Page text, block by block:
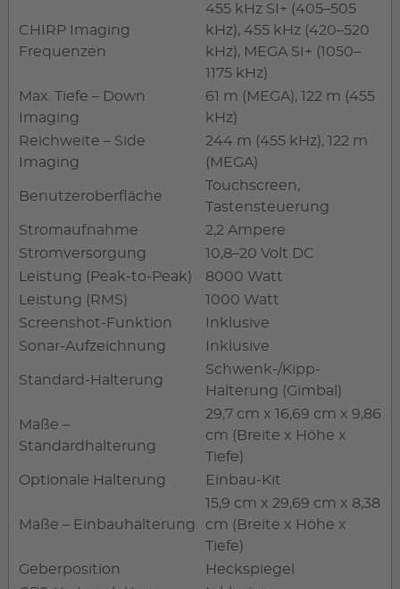
CHIRP Imaging
Frequenzen
455 kHz SI+ (405–505
kHz), 455 kHz (420–520
kHz), MEGA SI+ (1050–
1175 kHz)
Max. Tiefe – Down
Imaging
61 m (MEGA), 122 m (455
kHz)
Reichweite – Side
Imaging
244 m (455 kHz), 122 m
(MEGA)
Benutzeroberfläche
Touchscreen,
Tastensteuerung
Stromaufnahme
2,2 Ampere
Stromversorgung
10,8–20 Volt DC
Leistung (Peak-to-Peak)
8000 Watt
Leistung (RMS)
1000 Watt
Screenshot-Funktion
Inklusive
Sonar-Aufzeichnung
Inklusive
Standard-Halterung
Schwenk-/Kipp-
Halterung (Gimbal)
Maße –
Standardhalterung
29,7 cm x 16,69 cm x 9,86
cm (Breite x Höhe x
Tiefe)
Optionale Halterung
Einbau-Kit
Maße – Einbauhalterung
15,9 cm x 29,69 cm x 8,38
cm (Breite x Höhe x
Tiefe)
Geberposition
Heckspiegel